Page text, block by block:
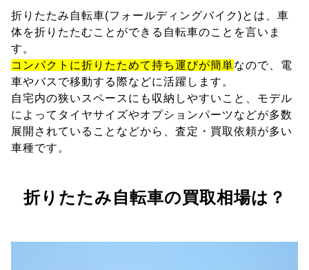
折りたたみ自転車(フォールディングバイク)とは、車
体を折りたたむことができる自転車のことを言いま
す。
コンパクトに折りたためて持ち運びが簡単なので、電
車やバスで移動する際などに活躍します。
自宅内の狭いスペースにも収納しやすいこと、モデル
によってタイヤサイズやオプションパーツなどが多数
展開されていることなどから、査定・買取依頼が多い
車種です。
折りたたみ自転車の買取相場は？